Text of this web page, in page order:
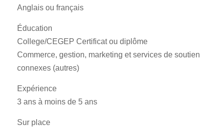
Anglais ou français
Éducation
College/CEGEP Certificat ou diplôme
Commerce, gestion, marketing et services de soutien
connexes (autres)
Expérience
3 ans à moins de 5 ans
Sur place